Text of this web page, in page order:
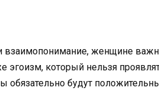
взаимопонимание, женщине
эгоизм, который нельзя
обязательно будут